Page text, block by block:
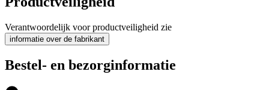
Verantwoordelijk voor productveiligheid zie
informatie over de fabrikant
Bestel- en bezorginformatie